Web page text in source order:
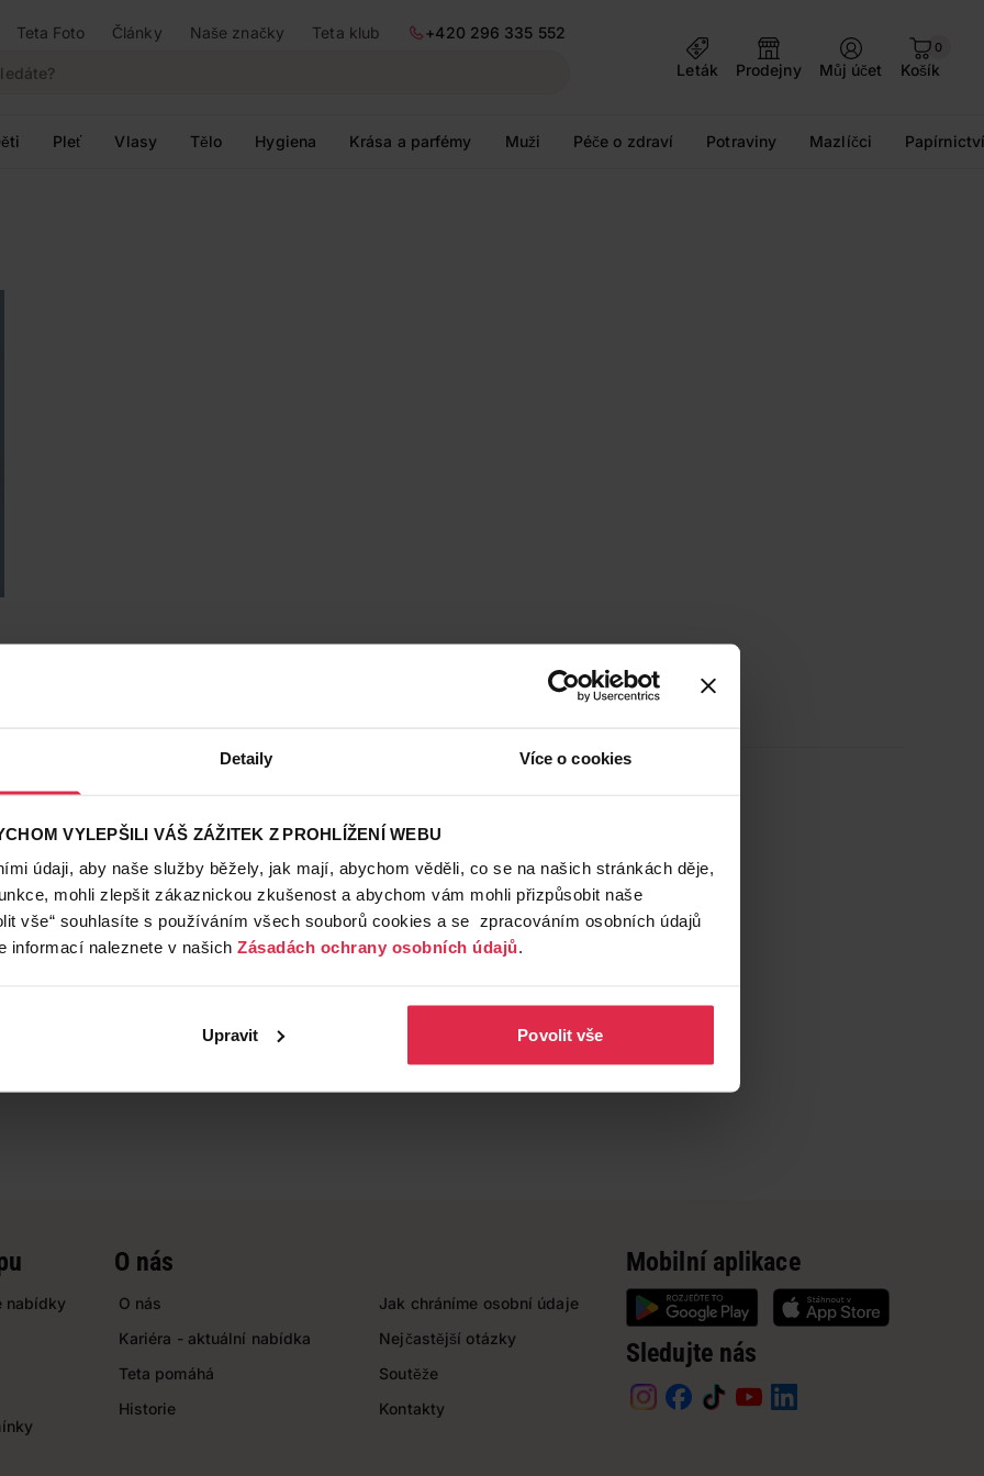
Detaily Více o cookies
VYLEPŠILI VÁŠ ZÁŽITEK Z PROHLÍŽENÍ WEBU
údaji, aby naše služby běžely, jak mají, abychom věděli, co se na našich stránkách děje,
mohli zlepšit zákaznickou zkušenost a abychom vám mohli přizpůsobit naše
vše“ souhlasíte s používáním všech souborů cookies a se zpracováním osobních údajů
informací naleznete v našich Zásadách ochrany osobních údajů.
Upravit Povolit vše
Teta Foto Články Naše značky Teta klub
+420 296 335 552
Leták
Prodejny Můj účet
0
Košík
Pleť Vlasy Tělo Hygiena Krása a parfémy Muži Péče o zdraví Potraviny Mazlíčci
nabídky
O nás
O nás
Kariéra - aktuální nabídka
Teta pomáhá
Historie
Jak chráníme osobní údaje
Nejčastější otázky
Soutěže
Kontakty
Mobilní aplikace
Sledujte nás